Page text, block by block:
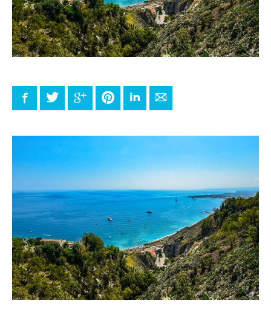
FacebookTwitter Google+ PinterestLinkedInE-mail